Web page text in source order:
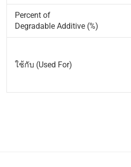
Percent of
Degradable Additive (%)
ใช้กับ (Used For)